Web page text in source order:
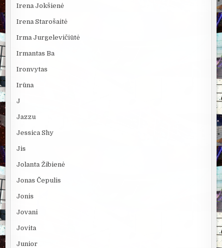
Irena Jokšienė
Irena Starošaitė
Irma Jurgelevičiūtė
Irmantas Ba
Ironvytas
Irūna
J
Jazzu
Jessica Shy
Jis
Jolanta Žibienė
Jonas Čepulis
Jonis
Jovani
Jovita
Junior